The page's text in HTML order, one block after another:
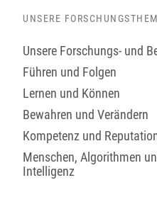
UNSERE
Unsere Forschungs- und
Führen und Folgen
Lernen und Können
Bewahren und Verändern
Kompetenz und
Menschen, Algorithmen
Intelligenz